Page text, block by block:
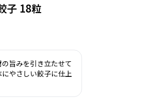
子 18粒
旨みを引き立たせて
やさしい餃子に仕上